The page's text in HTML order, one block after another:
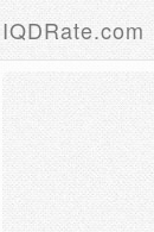
IQDRate.com